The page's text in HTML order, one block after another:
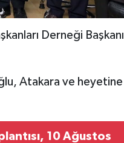
Derneği Başkanı
Atakara ve heyetine
10 Ağustos